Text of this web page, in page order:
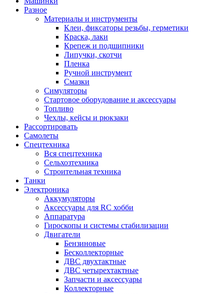
Разное
Материалы и инструменты
Клеи, фиксаторы резьбы, герметики
Краска, лаки
Крепеж и подшипники
Липучки, скотчи
Пленка
Ручной инструмент
Смазки
Симуляторы
Стартовое оборудование и аксессуары
Топливо
Чехлы, кейсы и рюкзаки
Рассортировать
Самолеты
Спецтехника
Вся спецтехника
Сельхозтехника
Строительная техника
Танки
Электроника
Аккумуляторы
Аксессуары для RC хобби
Аппаратура
Гироскопы и системы стабилизации
Двигатели
Бензиновые
Бесколлекторные
ДВС двухтактные
ДВС четырехтактные
Запчасти и аксессуары
Коллекторные